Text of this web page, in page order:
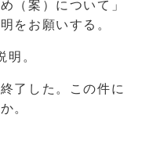
（案）について」
をお願いする。
明。
了した。この件に
。